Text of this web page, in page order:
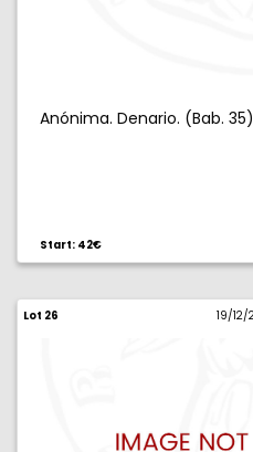
Anónima. Denario. (Bab.
Start: 42€
Lot 26 19/12/